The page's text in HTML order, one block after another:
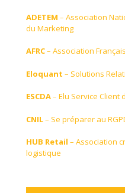
ADETEM – Association
du Marketing
AFRC– Association
Eloquant – Solutions
ESCDA– Elu Service Client
CNIL– Se préparer au
HUB Retail – Association
logistique